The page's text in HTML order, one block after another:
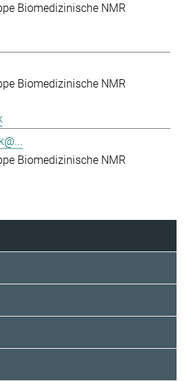
Biomedizinische NMR
Biomedizinische NMR
Biomedizinische NMR